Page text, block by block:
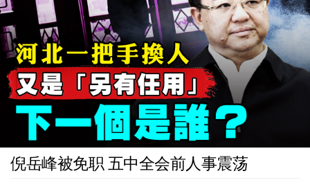
倪岳峰被免职 五中全会前人事震荡